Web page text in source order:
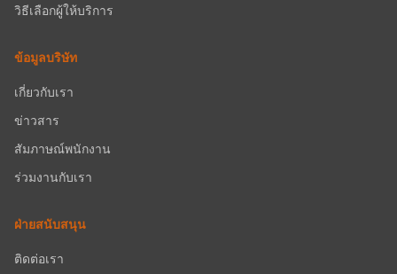
วิธีเลือกผู้ให้บริการ
ข้อมูลบริษัท
เกี่ยวกับเรา
ข่าวสาร
สัมภาษณ์พนักงาน
ร่วมงานกับเรา
ฝ่ายสนับสนุน
ติดต่อเรา